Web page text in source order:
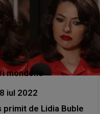
mondene
iul 2022
de Lidia Buble